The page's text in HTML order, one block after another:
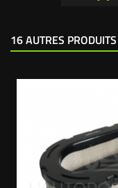
16 AUTRES